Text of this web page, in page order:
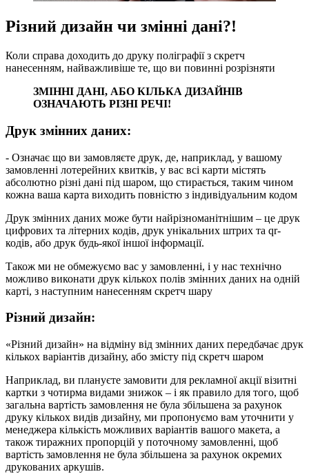
Різний дизайн чи змінні дані?!
Коли справа доходить до друку поліграфії з скретч
нанесенням, найважливіше те, що ви повинні розрізняти
ЗМІННІ ДАНІ, АБО КІЛЬКА ДИЗАЙНІВ
ОЗНАЧАЮТЬ РІЗНІ РЕЧІ!
Друк змінних даних:
- Означає що ви замовляєте друк, де, наприклад, у вашому
замовленні лотерейних квитків, у вас всі карти містять
абсолютно різні дані під шаром, що стирається, таким чином
кожна ваша карта виходить повністю з індивідуальним кодом
Друк змінних даних може бути найрізноманітнішим – це друк
цифрових та літерних кодів, друк унікальних штрих та qr-
кодів, або друк будь-якої іншої інформації.
Також ми не обмежуємо вас у замовленні, і у нас технічно
можливо виконати друк кількох полів змінних даних на одній
карті, з наступним нанесенням скретч шару
Різний дизайн:
«Різний дизайн» на відміну від змінних даних передбачає друк
кількох варіантів дизайну, або змісту під скретч шаром
Наприклад, ви плануєте замовити для рекламної акції візитні
картки з чотирма видами знижок – і як правило для того, щоб
загальна вартість замовлення не була збільшена за рахунок
друку кількох видів дизайну, ми пропонуємо вам уточнити у
менеджера кількість можливих варіантів вашого макета, а
також тиражних пропорцій у поточному замовленні, щоб
вартість замовлення не була збільшена за рахунок окремих
друкованих аркушів.